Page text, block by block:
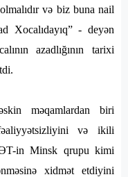
və biz buna nail
Xocalıdayıq” - deyən
azadlığının tarixi
məqamlardan biri
və ikili
in Minsk qrupu kimi
xidmət etdiyini